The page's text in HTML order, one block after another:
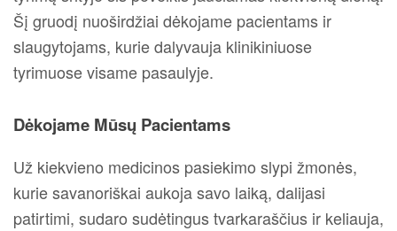
Šį gruodį nuoširdžiai dėkojame pacientams ir
slaugytojams, kurie dalyvauja klinikiniuose
tyrimuose visame pasaulyje.
Dėkojame Mūsų Pacientams
Už kiekvieno medicinos pasiekimo slypi žmonės,
kurie savanoriškai aukoja savo laiką, dalijasi
patirtimi, sudaro sudėtingus tvarkaraščius ir keliauja,